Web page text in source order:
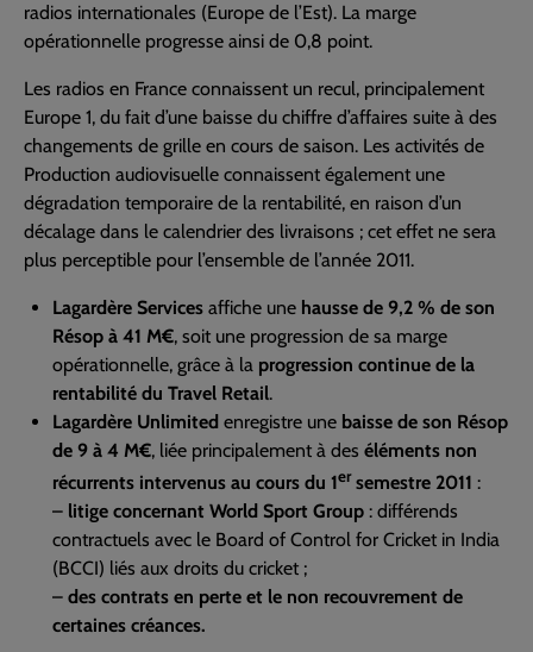
radios internationales (Europe de l’Est). La marge
opérationnelle progresse ainsi de 0,8 point.
Les radios en France connaissent un recul, principalement
Europe 1, du fait d’une baisse du chiffre d’affaires suite à des
changements de grille en cours de saison. Les activités de
Production audiovisuelle connaissent également une
dégradation temporaire de la rentabilité, en raison d’un
décalage dans le calendrier des livraisons ; cet effet ne sera
plus perceptible pour l’ensemble de l’année 2011.
Lagardère Services affiche une hausse de 9,2 % de son
Résop à 41 M€, soit une progression de sa marge
opérationnelle, grâce à la progression continue de la
rentabilité du Travel Retail.
Lagardère Unlimited enregistre une baisse de son Résop
de 9 à 4 M€, liée principalement à des éléments non
récurrents intervenus au cours du 1ersemestre 2011 :
– litige concernant World Sport Group : différends
contractuels avec le Board of Control for Cricket in India
(BCCI) liés aux droits du cricket ;
– des contrats en perte et le non recouvrement de
certaines créances.